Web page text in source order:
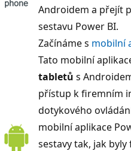
Androidem a přejít
sestavu Power BI.
Začínáme s mobilní
Tato mobilní
tabletů s
přístup k firemním
dotykového
mobilní aplikace
sestavy tak, jak